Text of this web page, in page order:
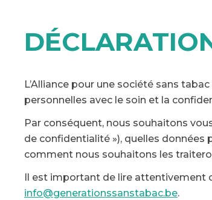
L’Alliance pour une société sans
personnelles avec le soin et la
Par conséquent, nous souhaitons
de confidentialité »), quelles
comment nous souhaitons les
Il est important de lire attentivement
info@generationssanstabac.be.